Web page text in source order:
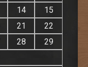
14
15
21
22
28
29